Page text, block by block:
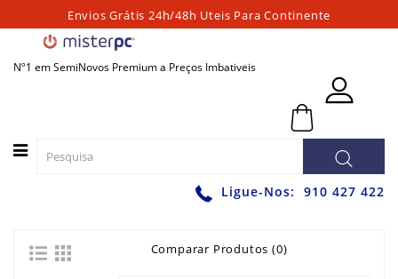
Envios Grátis 24h/48h Uteis Para Continente
Nº1 em SemiNovos Premium a Preços Imbativeis
Categorias
FIXOS
Ligue-Nos: 910 427 422
Comparar Produtos (0)